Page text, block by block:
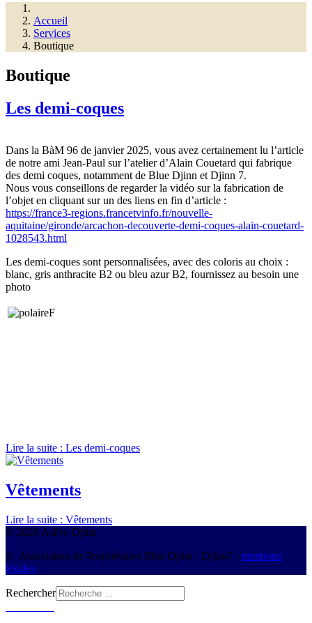
Accueil
Services
Boutique
Boutique
Les demi-coques
Dans la BàM 96 de janvier 2025, vous avez certainement lu l’article
de notre ami Jean-Paul sur l’atelier d’Alain Couetard qui fabrique
des demi coques, notamment de Blue Djinn et Djinn 7.
Nous vous conseillons de regarder la vidéo sur la fabrication de
l’objet en cliquant sur un des liens en fin d’article :
https://france3-regions.francetvinfo.fr/nouvelle-
aquitaine/gironde/arcachon-decouverte-demi-coques-alain-couetard-
1028543.html
Les demi-coques sont personnalisées, avec des coloris au choix :
blanc, gris anthracite B2 ou bleu azur B2, fournissez au besoin une
photo
Lire la suite : Les demi-coques
Vêtements
Lire la suite : Vêtements
© 2026 AsPro Djinn
© Association de Propriétaires Blue Djinn - Djinn7 - mentions
légales
Rechercher